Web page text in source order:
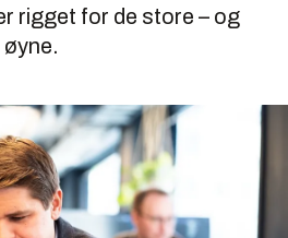
rigget for de store – og